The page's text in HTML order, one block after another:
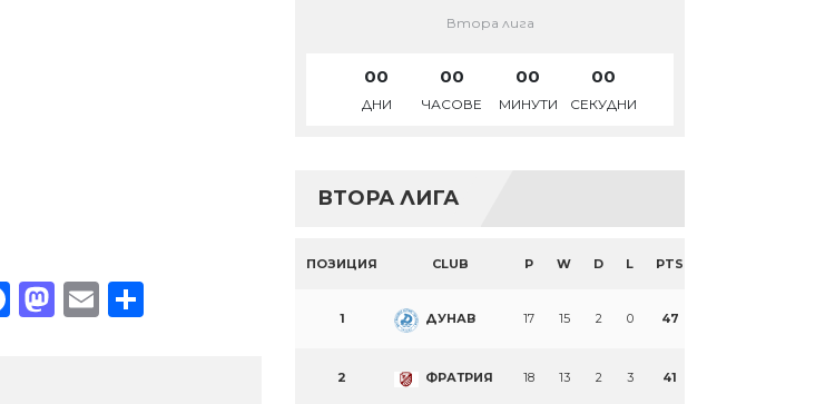
Facebook
Mastodon
EmailShare
Втора лига
00
ДНИ
00
ЧАСОВЕ
00
МИНУТИ
00
СЕКУДНИ
ВТОРА ЛИГА
ПОЗИЦИЯ CLUB P W D L PTS
1 ДУНАВ 17 15 2 0 47
2 ФРАТРИЯ 18 13 2 3 41